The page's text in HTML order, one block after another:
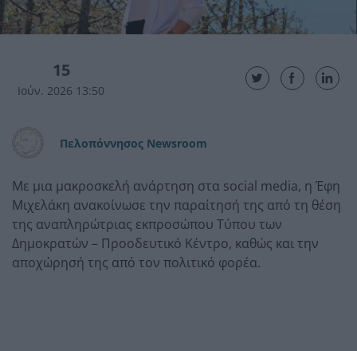
15
Ιούν. 2026 13:50
Πελοπόννησος Newsroom
Με μια μακροσκελή ανάρτηση στα social media, η Έφη
Μιχελάκη ανακοίνωσε την παραίτησή της από τη θέση
της αναπληρώτριας εκπροσώπου Τύπου των
Δημοκρατών – Προοδευτικό Κέντρο, καθώς και την
αποχώρησή της από τον πολιτικό φορέα.